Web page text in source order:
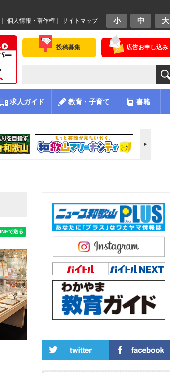
小 中 大
個人情報・著作権｜ サイトマップ
広告お申し込み
投稿募集
求人ガイド 教育・子育て 書籍